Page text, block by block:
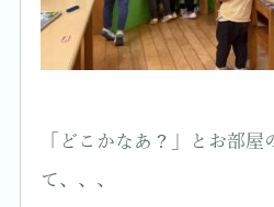
「どこかなあ？」とお部屋
て、、、